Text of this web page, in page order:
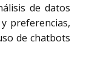
de datos
preferencias,
de chatbots